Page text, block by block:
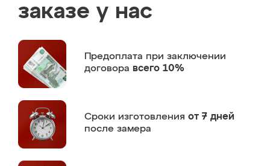
заказе у нас
Предоплата при заключении
договора всего 10%
Сроки изготовления от 7 дней
после замера